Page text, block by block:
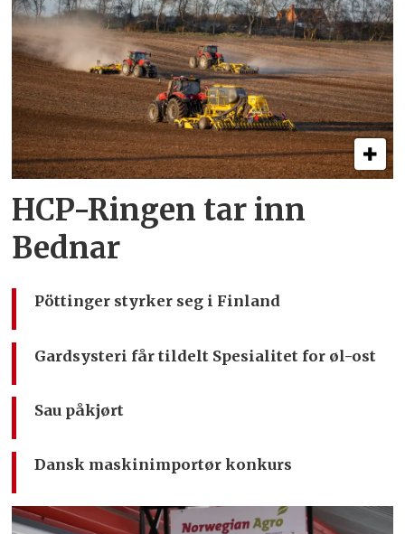
HCP-Ringen tar inn
Bednar
Pöttinger styrker seg i Finland
Gardsysteri får tildelt Spesialitet for øl-ost
Sau påkjørt
Dansk maskinimportør konkurs